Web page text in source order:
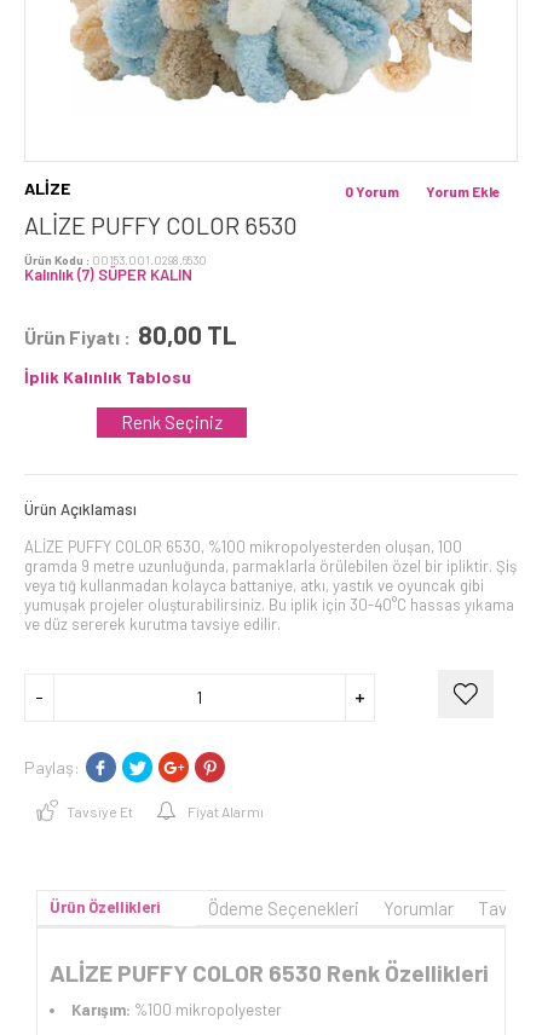
ALİZE
ALİZE PUFFY COLOR 6530
Ürün Kodu : 00153.001.0298.6530
Kalınlık (7) SÜPER KALIN
Yorum Ekle
0 Yorum
Ürün Fiyatı : 80,00 TL
İplik Kalınlık Tablosu
Renk Seçiniz
Ürün Açıklaması
ALİZE PUFFY COLOR 6530, %100 mikropolyesterden oluşan, 100
gramda 9 metre uzunluğunda, parmaklarla örülebilen özel bir ipliktir. Şiş
veya tığ kullanmadan kolayca battaniye, atkı, yastık ve oyuncak gibi
yumuşak projeler oluşturabilirsiniz. Bu iplik için 30-40°C hassas yıkama
ve düz sererek kurutma tavsiye edilir.
Paylaş:
Tavsiye Et Fiyat Alarmı
Ürün Özellikleri Ödeme Seçenekleri Yorumlar
ALİZE PUFFY COLOR 6530 Renk Özellikleri
Karışım: %100 mikropolyester